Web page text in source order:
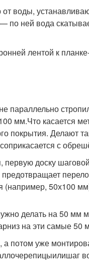
воды,
ней вода
лентой к
параллельно
мм.Что касается
покрытия. Делают
с
доску
(например, 50х100
делать на 50 мм
на эти самые 50
потом уже